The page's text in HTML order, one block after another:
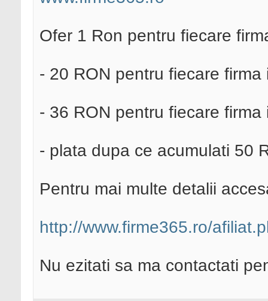
Ofer 1 Ron pentru fiecare
- 20 RON pentru fiecare
- 36 RON pentru fiecare
- plata dupa ce acumulati 50
Pentru mai multe detalii
http://www.firme365.ro/
Nu ezitati sa ma contactati